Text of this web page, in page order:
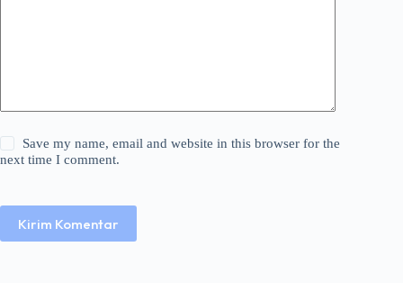
Save my name, email and website in this browser for the
next time I comment.
Kirim Komentar